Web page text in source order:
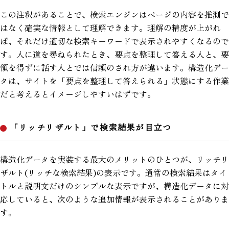
この注釈があることで、検索エンジンはページの内容を推測で
はなく確実な情報として理解できます。理解の精度が上がれ
ば、それだけ適切な検索キーワードで表示されやすくなるので
す。人に道を尋ねられたとき、要点を整理して答える人と、要
領を得ずに話す人とでは信頼のされ方が違います。構造化デー
タは、サイトを「要点を整理して答えられる」状態にする作業
だと考えるとイメージしやすいはずです。
「リッチリザルト」で検索結果が目立つ
構造化データを実装する最大のメリットのひとつが、リッチリ
ザルト(リッチな検索結果)の表示です。通常の検索結果はタイ
トルと説明文だけのシンプルな表示ですが、構造化データに対
応していると、次のような追加情報が表示されることがありま
す。